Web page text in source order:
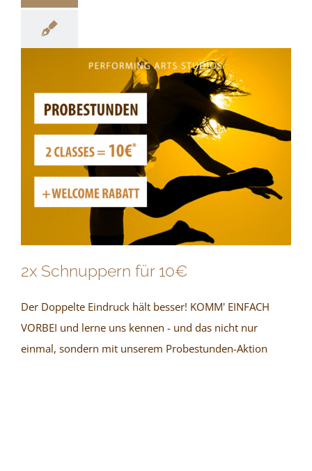
2x Schnuppern für 10€
Der Doppelte Eindruck hält besser! KOMM' EINFACH
VORBEI und lerne uns kennen - und das nicht nur
einmal, sondern mit unserem Probestunden-Aktion